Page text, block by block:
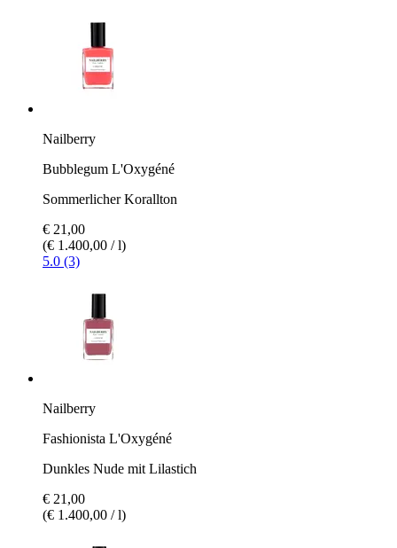
Nailberry
Bubblegum L'Oxygéné
Sommerlicher Korallton
€ 21,00
(€ 1.400,00 / l)
5.0 (3)
Nailberry
Fashionista L'Oxygéné
Dunkles Nude mit Lilastich
€ 21,00
(€ 1.400,00 / l)